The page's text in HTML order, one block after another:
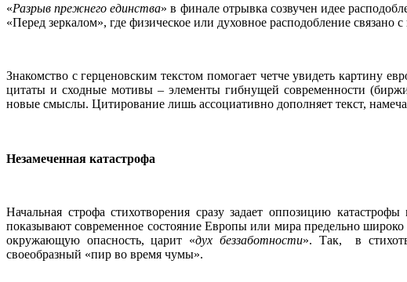
«Разрыв прежнего единства» в финале отрывка созвучен идее
«Перед зеркалом», где физическое или духовное расподобление связано
Знакомство с герценовским текстом помогает четче увидеть картину
цитаты и сходные мотивы – элементы гибнущей современности
новые смыслы. Цитирование лишь ассоциативно дополняет текст,
Незамеченная катастрофа
Начальная строфа стихотворения сразу задает оппозицию
показывают современное состояние Европы или мира предельно
окружающую опасность, царит «дух беззаботности». Так, в
своеобразный «пир во время чумы».